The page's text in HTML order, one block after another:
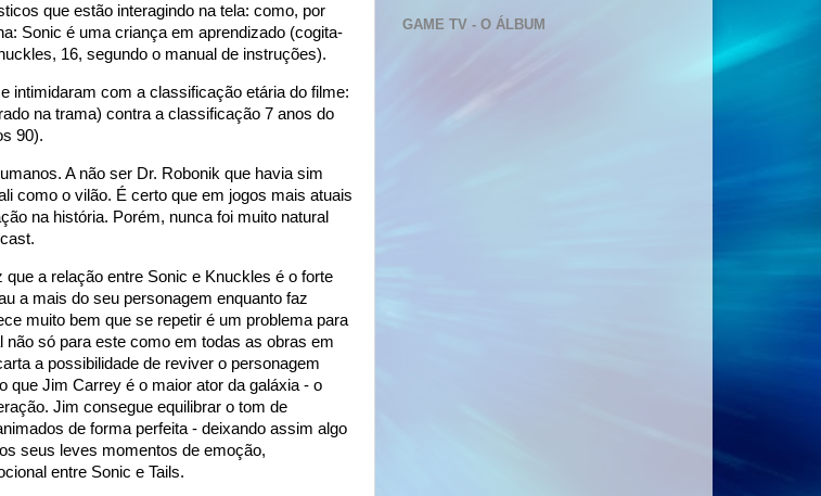
que estão interagindo na tela: como, por
Sonic é uma criança em aprendizado (cogita-
16, segundo o manual de instruções).
intimidaram com a classificação etária do filme:
na trama) contra a classificação 7 anos do
90).
A não ser Dr. Robonik que havia sim
como o vilão. É certo que em jogos mais atuais
na história. Porém, nunca foi muito natural
a relação entre Sonic e Knuckles é o forte
a mais do seu personagem enquanto faz
muito bem que se repetir é um problema para
só para este como em todas as obras em
a possibilidade de reviver o personagem
que Jim Carrey é o maior ator da galáxia - o
Jim consegue equilibrar o tom de
de forma perfeita - deixando assim algo
seus leves momentos de emoção,
entre Sonic e Tails.
GAME TV - O ÁLBUM